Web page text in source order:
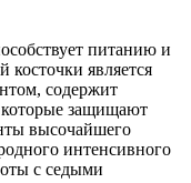
питанию и
является
содержит
которые защищают
высочайшего
интенсивного
с седыми